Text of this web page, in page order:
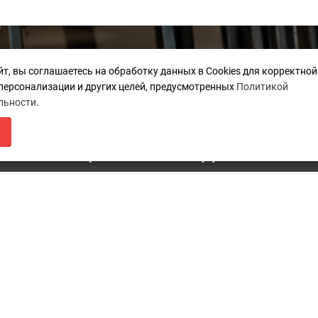
МАГАЗИН БУДЕТ РАБОТАТЬ ПО
О ПЕРЕЕЗДЕ ПО
Карта сайта
вы соглашаетесь на обработку данных в Cookies для
и других целей, предусмотренных Политикой
.